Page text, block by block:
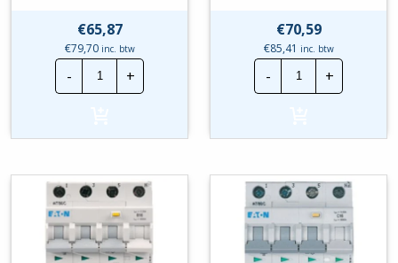
€65,87
€79,70inc. btw
-
Eaton
55
Flex
16A
B-
Kar.
6kA
hoeveelheid
+
€70,59
€85,41 inc. btw
-
Eaton
55
Flex
16A
C-
Kar.
6kA
hoeveelheid
+